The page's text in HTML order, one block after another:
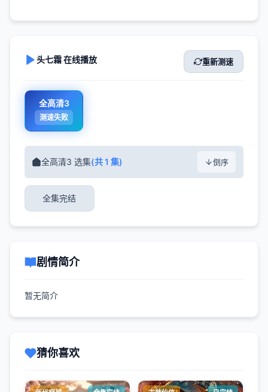
头七霜 在线播放 重新测速
全高清3
测速失败
全高清3 选集(共 1 集) 倒序
全集完结
剧情简介
暂无简介
猜你喜欢